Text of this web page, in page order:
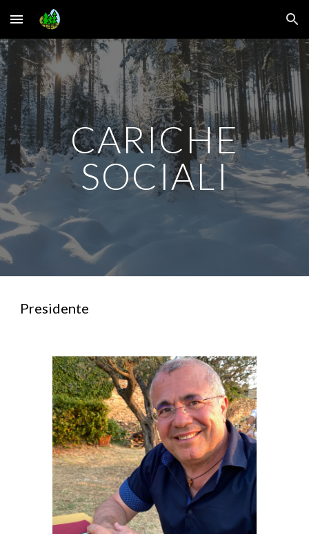
Skip to main content Skip to navigation
CARICHE
SOCIALI
Presidente